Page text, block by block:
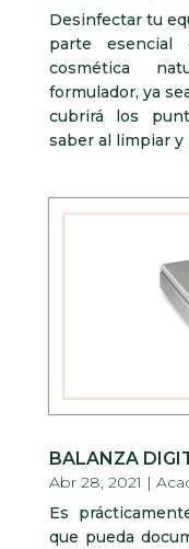
Desinfectar tu
parte esencial
cosmética
formulador, ya
cubrirá los
saber al limpiar y
BALANZA
Abr 28, 2021 |
Es
que pueda